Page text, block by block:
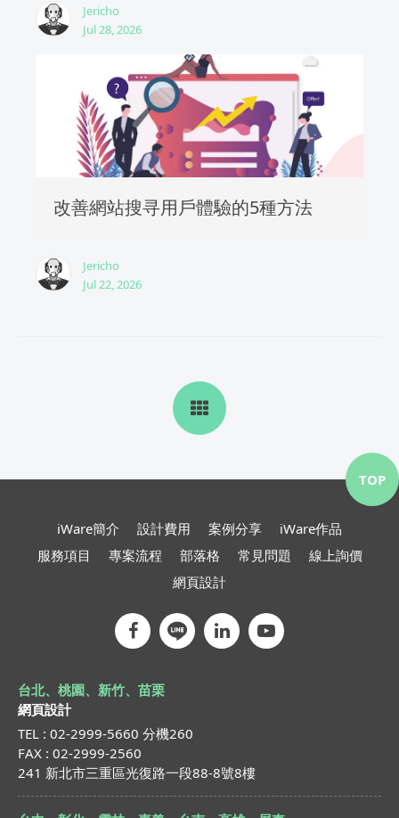
Jericho
Jul 28, 2026
改善網站搜寻用戶體驗的5種方法
Jericho
Jul 22, 2026
iWare簡介 設計費用 案例分享
iWare作品
服務項目
專案流程 部落格 常見問題
線上詢價
網頁設計
台北、桃園、新竹、苗栗
網頁設計
TEL : 02-2999-5660 分機260
FAX : 02-2999-2560
241 新北市三重區光復路一段88-8號8樓
TOP